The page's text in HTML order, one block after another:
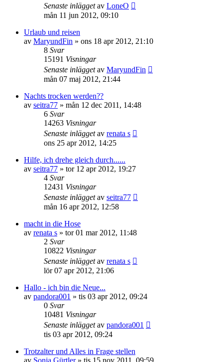
Senaste inläggetav LoneO
mån 11 jun 2012, 09:10
Urlaub und reisen
av MaryundFin » ons 18 apr 2012, 21:10
8 Svar
15191 Visningar
Senaste inläggetav MaryundFin
mån 07 maj 2012, 21:44
Nachts trocken werden??
av seitra77 » mån 12 dec 2011, 14:48
6 Svar
14263 Visningar
Senaste inläggetav renata s
ons 25 apr 2012, 14:25
Hilfe, ich drehe gleich durch......
av seitra77 » tor 12 apr 2012, 19:27
4 Svar
12431 Visningar
Senaste inläggetav seitra77
mån 16 apr 2012, 12:58
macht in die Hose
av renata s » tor 01 mar 2012, 11:48
2 Svar
10822 Visningar
Senaste inläggetav renata s
lör 07 apr 2012, 21:06
Hallo - ich bin die Neue...
av pandora001 » tis 03 apr 2012, 09:24
0 Svar
10481 Visningar
Senaste inläggetav pandora001
tis 03 apr 2012, 09:24
Trotzalter und Alles in Frage stellen
av Sonja Gürtler» tis 15 nov 2011, 09:59